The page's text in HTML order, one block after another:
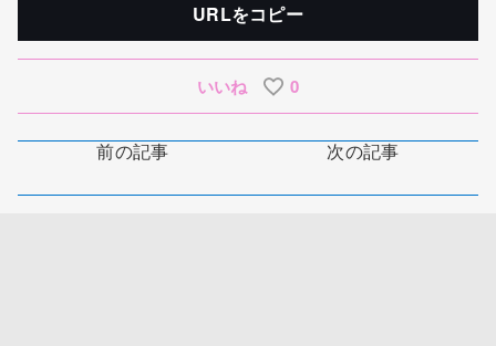
URLをコピー
いいね 0
前の記事 次の記事